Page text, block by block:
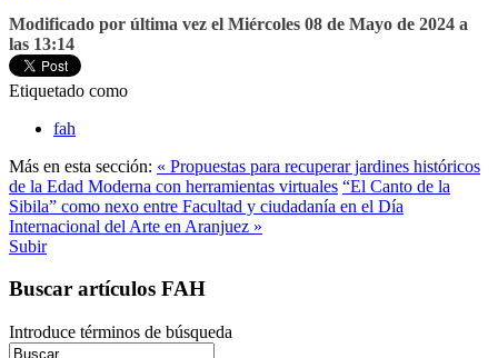
Modificado por última vez el Miércoles 08 de Mayo de 2024 a
las 13:14
Etiquetado como
fah
Más en esta sección: « Propuestas para recuperar jardines históricos
de la Edad Moderna con herramientas virtuales “El Canto de la
Sibila” como nexo entre Facultad y ciudadanía en el Día
Internacional del Arte en Aranjuez »
Subir
Buscar artículos FAH
Introduce términos de búsqueda